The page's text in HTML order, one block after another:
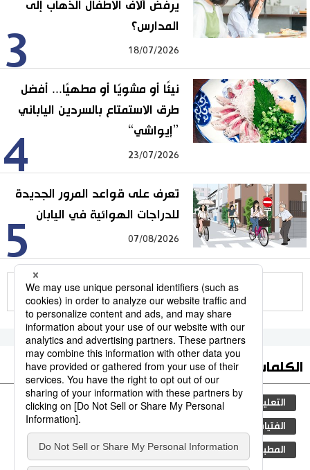
3
يرفض آلاف الأطفال الذهاب إلى
المدارس؟
18/07/2026
4
نيئًا أو مشويًا أو مطهيًا... أفضل
طرق الاستمتاع بالسردين الياباني
”إيواشي“
23/07/2026
5
تعرف على قواعد المرور الجديدة
للدراجات الهوائية في اليابان
07/08/2026
للمزيد
الكلمات الأكثر بحثا
التعليم الياباني مجتمع الجنس طوكيو
الفتيات
المطبخ الياباني المجتمع الياباني